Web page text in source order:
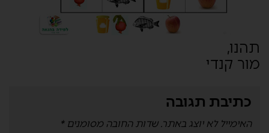
תהנו,
מור קנדי
כתיבת תגובה
האימייל לא יוצג באתר. שדות החובה מסומנים*